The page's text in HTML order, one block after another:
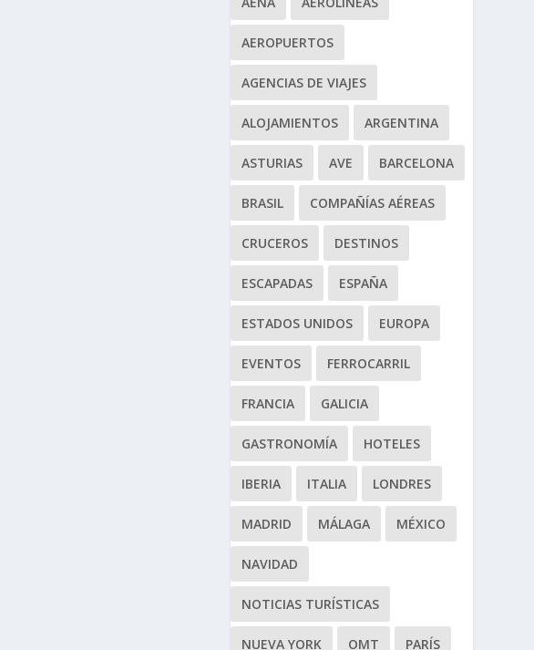
AEROPUERTOS
AGENCIAS DE VIAJES
ALOJAMIENTOS ARGENTINA
ASTURIAS AVE BARCELONA
BRASIL COMPAÑÍAS AÉREAS
CRUCEROS DESTINOS
ESCAPADAS ESPAÑA
ESTADOS UNIDOS EUROPA
EVENTOS FERROCARRIL
FRANCIA GALICIA
GASTRONOMÍA HOTELES
IBERIA ITALIA LONDRES
MADRID MÁLAGA MÉXICO
NAVIDAD
NOTICIAS TURÍSTICAS
NUEVA YORK OMT PARÍS